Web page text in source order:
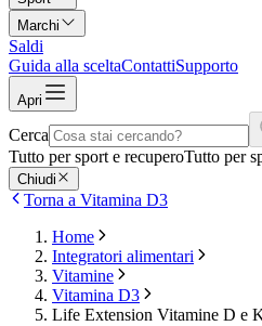
Marchi
Saldi
Guida alla sceltaContattiSupporto
Apri
Cerca
Tutto per sport e recuperoTutto per
Chiudi
Torna a Vitamina D3
Home
Integratori alimentari
Vitamine
Vitamina D3
Life Extension Vitamine D e